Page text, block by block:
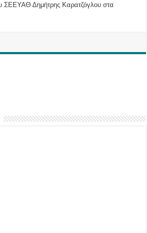
ΣΕΕΥΑΘ Δημήτρης Καρατζόγλου στα